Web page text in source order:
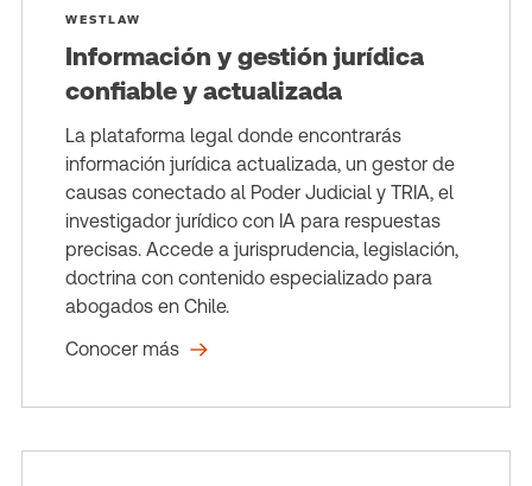
WESTLAW
Información y gestión jurídica
confiable y actualizada
La plataforma legal donde encontrarás
información jurídica actualizada, un gestor de
causas conectado al Poder Judicial y TRIA, el
investigador jurídico con IA para respuestas
precisas. Accede a jurisprudencia, legislación,
doctrina con contenido especializado para
abogados en Chile.
Conocer más